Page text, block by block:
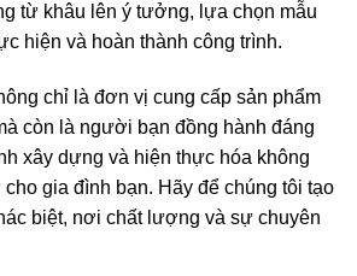
từ khâu lên ý tưởng, lựa chọn mẫu
hiện và hoàn thành công trình.
chỉ là đơn vị cung cấp sản phẩm
còn là người bạn đồng hành đáng
xây dựng và hiện thực hóa không
gia đình bạn. Hãy để chúng tôi tạo
biệt, nơi chất lượng và sự chuyên